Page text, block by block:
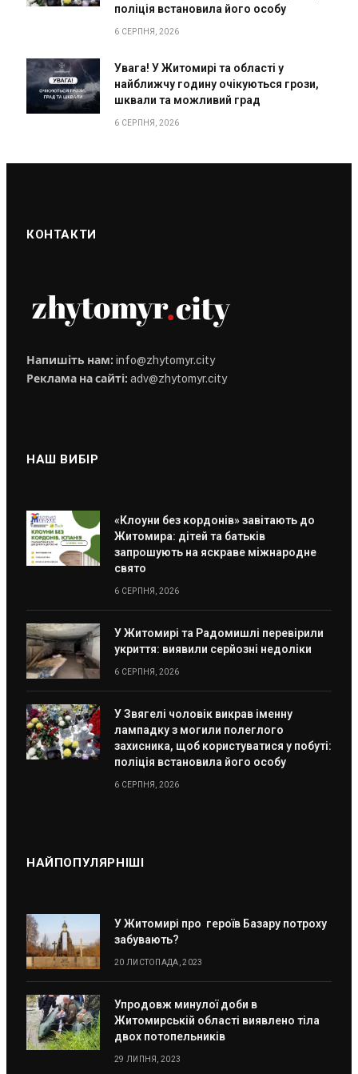
поліція встановила його особу
6 СЕРПНЯ, 2026
Увага! У Житомирі та області у
найближчу годину очікуються грози,
шквали та можливий град
6 СЕРПНЯ, 2026
КОНТАКТИ
Напишіть нам: info@zhytomyr.city
Реклама на сайті: adv@zhytomyr.city
НАШ ВИБІР
«Клоуни без кордонів» завітають до
Житомира: дітей та батьків
запрошують на яскраве міжнародне
свято
6 СЕРПНЯ, 2026
У Житомирі та Радомишлі перевірили
укриття: виявили серйозні недоліки
6 СЕРПНЯ, 2026
У Звягелі чоловік викрав іменну
лампадку з могили полеглого
захисника, щоб користуватися у побуті:
поліція встановила його особу
6 СЕРПНЯ, 2026
НАЙПОПУЛЯРНІШІ
У Житомирі про героїв Базару потроху
забувають?
20 ЛИСТОПАДА, 2023
Упродовж минулої доби в
Житомирській області виявлено тіла
двох потопельників
29 ЛИПНЯ, 2023